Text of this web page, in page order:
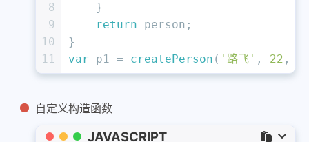
8
9
10
11
    }
return person;
}
var p1 = createPerson ( '路飞' , 22 ,
自定义构造函数
JAVASCRIPT